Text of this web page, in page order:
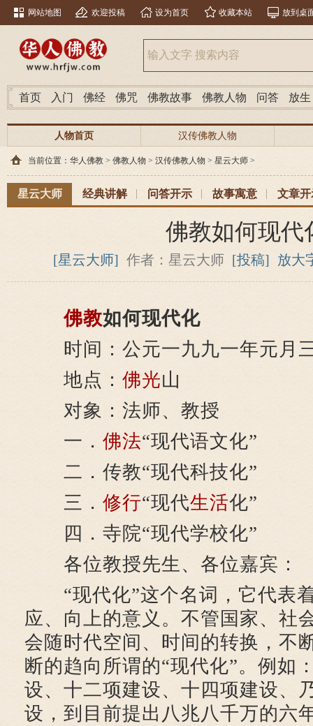
网站地图 欢迎投稿 设为首页 收藏本站 放到桌
首页 入门 佛经 佛咒 佛教故事 佛教人物 问答 放生
人物首页 汉传佛教人物
当前位置： 华人佛教 > 佛教人物 > 汉传佛教人物 > 星云大师 >
星云大师 经典讲解 问答开示 故事寓意 文章开
佛教如何现代
[星云大师] 作者：星云大师 [投稿] 放大
佛教如何现代化
时间：公元一九九一年元月
地点： 佛光山
对象：法师、教授
一． 佛法“现代语文化”
二．传教“现代科技化”
三． 修行“现代生活化”
四．寺院“现代学校化”
各位教授先生、各位嘉宾：
“现代化”这个名词，它代表
应、向上的意义。不管国家、社
会随时代空间、时间的转换，不
断的趋向所谓的“现代化”。例如
设、十二项建设、十四项建设、
设，到目前提出八兆八千万的六